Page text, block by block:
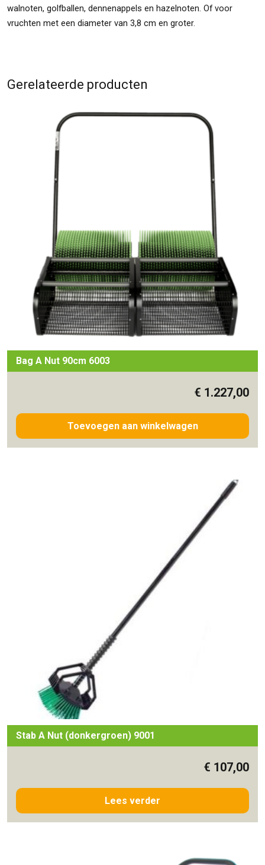
walnoten, golfballen, dennenappels en hazelnoten. Of voor
vruchten met een diameter van 3,8 cm en groter.
Gerelateerde producten
Bag A Nut 90cm 6003
€ 1.227,00
Toevoegen aan winkelwagen
Stab A Nut (donkergroen) 9001
€ 107,00
Lees verder